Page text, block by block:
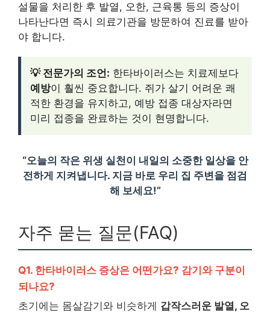
설물을 처리한 후 발열, 오한, 근육통 등의 증상이
나타난다면 즉시 의료기관을 방문하여 진료를 받아
야 합니다.
💡 전문가의 조언: 한타바이러스는 치료제보다
예방이 훨씬 중요합니다. 쥐가 살기 어려운 쾌
적한 환경을 유지하고, 예방 접종 대상자라면
미리 접종을 완료하는 것이 현명합니다.
“오늘의 작은 위생 실천이 내일의 소중한 일상을 안
전하게 지켜냅니다. 지금 바로 우리 집 주변을 점검
해 보세요!”
자주 묻는 질문(FAQ)
Q1. 한타바이러스 증상은 어떤가요? 감기와 구분이
되나요?
초기에는 몸살감기와 비슷하게 갑작스러운 발열, 오